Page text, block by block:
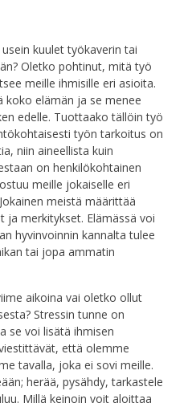
kuulet työkaverin tai
Oletko pohtinut, mitä työ
meille ihmisille eri asioita.
koko elämän ja se menee
edelle. Tuottaako tällöin työ
työn tarkoitus on
niin aineellista kuin
on henkilökohtainen
meille jokaiselle eri
meistä määrittää
ja merkitykset. Elämässä voi
hyvinvoinnin kannalta tulee
tai jopa ammatin
aikoina vai oletko ollut
Stressin tunne on
se voi lisätä ihmisen
että olemme
tavalla, joka ei sovi meille.
herää, pysähdy, tarkastele
Millä keinoin voit aloittaa